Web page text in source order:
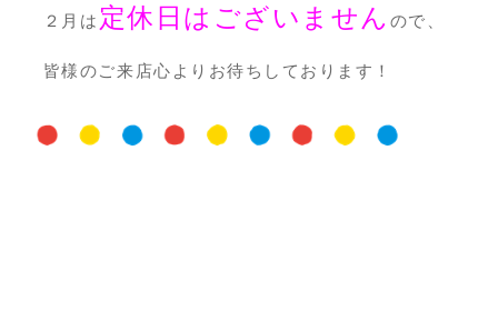
２月は 定休日はございません ので、
皆様のご来店心よりお待ちしております！